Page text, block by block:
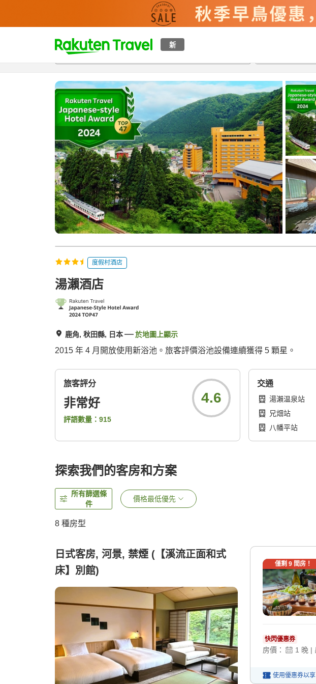
新
t
p
a
g
_
s
a
r
c
h
概覽房間及住宿方案 評價特色設施
度假村酒店
湯瀨酒店
鹿角, 秋田縣, 日本 於地圖上顯示
2015 年 4 月開放使用新浴池。旅客評價浴池設備連續獲得 5 顆星。
旅客評分
非常好
評語數量： 915
4.6
交通
湯瀨温泉站
兄畑站
八幡平站
探索我們的客房和方案
所有篩選條
件
價格最低優先
8 種房型
日式客房, 河景, 禁煙 (【溪流正面和式
床】別館)
僅剩 9間房！
快閃優惠券
房價： 1 晚 |
使用優惠券以享